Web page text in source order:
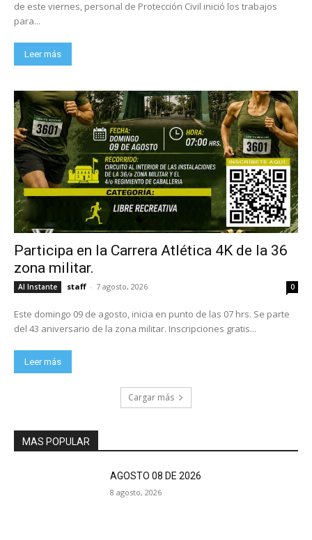
de este viernes, personal de Protección Civil inició los trabajos
para...
Leer más
Participa en la Carrera Atlética 4K de la 36
zona militar.
Al Instante staff - 7 agosto, 2026 0
Este domingo 09 de agosto, inicia en punto de las 07 hrs. Se parte
del 43 aniversario de la zona militar. Inscripciones gratis...
Leer más
Cargar más
MAS POPULAR
AGOSTO 08 DE 2026
8 agosto, 2026